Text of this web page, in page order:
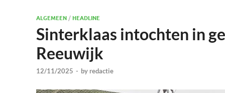
ALGEMEEN / HEADLINE
Sinterklaas intochten in
Reeuwijk
12/11/2025 - by redactie